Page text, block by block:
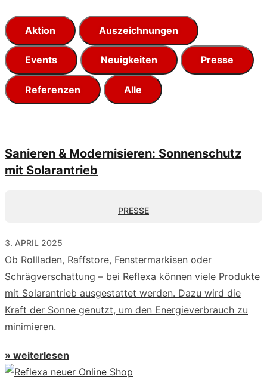
Aktion Auszeichnungen
Events Neuigkeiten Presse
Referenzen Alle
Sanieren & Modernisieren: Sonnenschutz
mit Solarantrieb
PRESSE
3. APRIL 2025
Ob Rollladen, Raffstore, Fenstermarkisen oder
Schrägverschattung – bei Reflexa können viele Produkte
mit Solarantrieb ausgestattet werden. Dazu wird die
Kraft der Sonne genutzt, um den Energieverbrauch zu
minimieren.
» weiterlesen